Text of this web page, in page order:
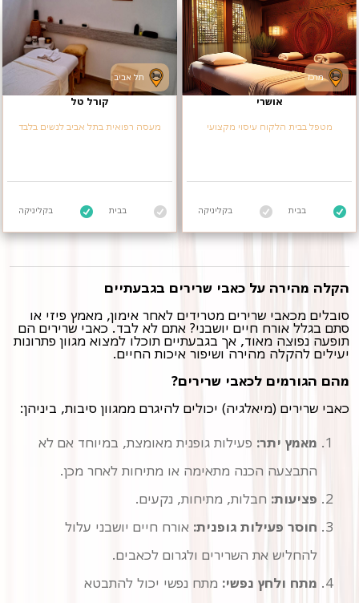
קורל טל
מעסה רפואית בתל אביב לנשים בלבד
בקליניקה בבית
מרכז
אושרי
מטפל בבית הלקוח עיסוי מקצועי
בקליניקה בבית
הקלה מהירה על כאבי שרירים בגבעתיים
יעילים להקלה מהירה ושיפור איכות החיים.
מהם הגורמים לכאבי שרירים?
כאבי שרירים (מיאלגיה) יכולים להיגרם ממגוון סיבות, ביניהן:
מאמץ יתר:
התבצעה הכנה מתאימה או מתיחות לאחר מכן.
פציעות: חבלות, מתיחות, נקעים.
חוסר פעילות גופנית:
להחליש את השרירים ולגרום לכאבים.
מתח ולחץ נפשי: